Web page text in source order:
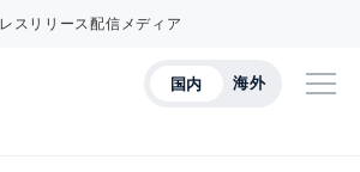
スリリース配信メディア
国内 海外